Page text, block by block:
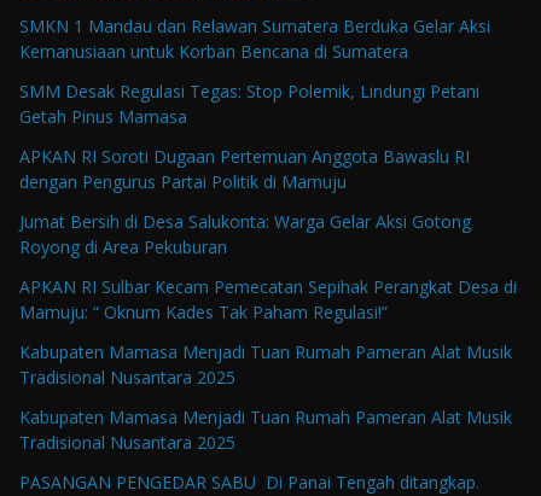
SMKN 1 Mandau dan Relawan Sumatera Berduka Gelar Aksi
Kemanusiaan untuk Korban Bencana di Sumatera
SMM Desak Regulasi Tegas: Stop Polemik, Lindungi Petani
Getah Pinus Mamasa
APKAN RI Soroti Dugaan Pertemuan Anggota Bawaslu RI
dengan Pengurus Partai Politik di Mamuju
Jumat Bersih di Desa Salukonta: Warga Gelar Aksi Gotong
Royong di Area Pekuburan
APKAN RI Sulbar Kecam Pemecatan Sepihak Perangkat Desa di
Mamuju: “ Oknum Kades Tak Paham Regulasi!”
Kabupaten Mamasa Menjadi Tuan Rumah Pameran Alat Musik
Tradisional Nusantara 2025
Kabupaten Mamasa Menjadi Tuan Rumah Pameran Alat Musik
Tradisional Nusantara 2025
PASANGAN PENGEDAR SABU Di Panai Tengah ditangkap.